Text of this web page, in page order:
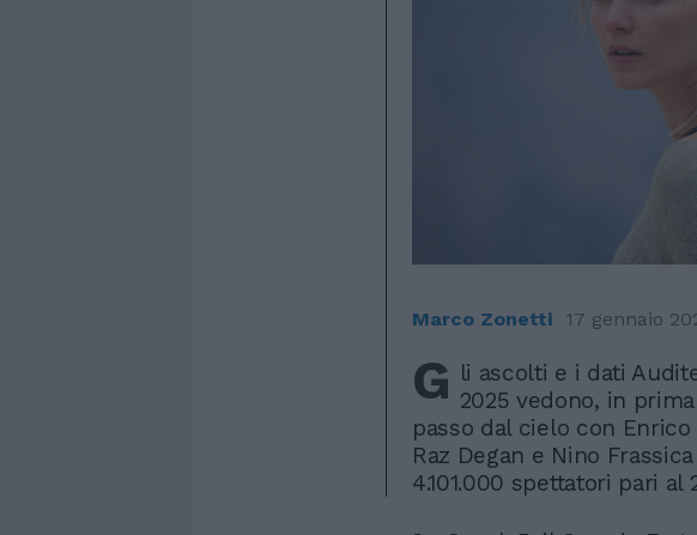
Marco Zonetti 17 gennaio
G li ascolti e i dati
2025 vedono, in
passo dal cielo con
Raz Degan e Nino
4.101.000 spettatori pari al